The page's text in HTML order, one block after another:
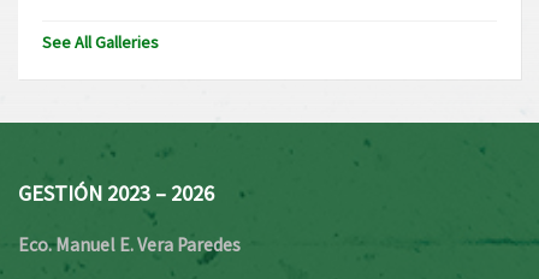
See All Galleries
GESTIÓN 2023 – 2026
Eco. Manuel E. Vera Paredes